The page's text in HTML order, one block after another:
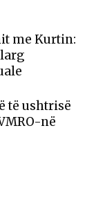
me Kurtin:
të ushtrisë
në